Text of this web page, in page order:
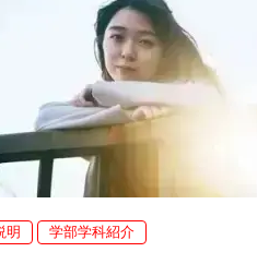
明 学部学科紹介